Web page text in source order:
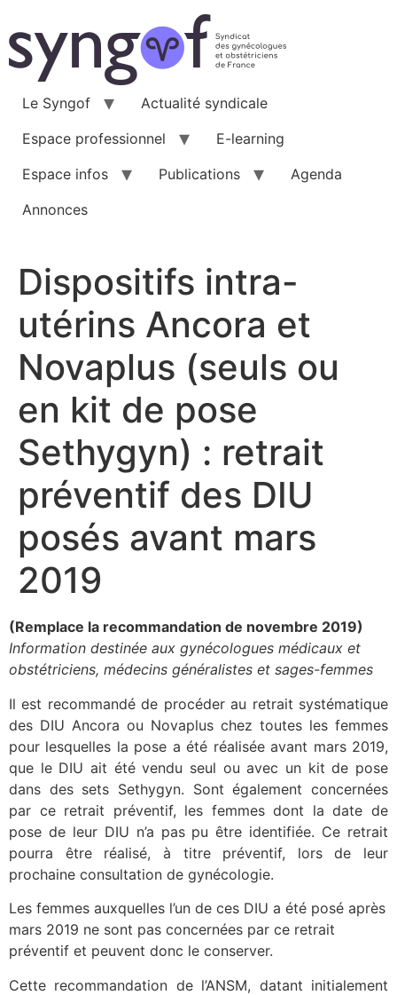
au
contenu
Le Syngof
Actualité syndicale
Espace professionnel
E-learning
Espace infos
Publications
Agenda
Annonces
Dispositifs intra-
utérins Ancora et
Novaplus (seuls ou
en kit de pose
Sethygyn) : retrait
préventif des DIU
posés avant mars
2019
(Remplace la recommandation de novembre 2019)
Information destinée aux gynécologues médicaux et
obstétriciens, médecins généralistes et sages-femmes
Il est recommandé de procéder au retrait systématique
des DIU Ancora ou Novaplus chez toutes les femmes
pour lesquelles la pose a été réalisée avant mars 2019,
que le DIU ait été vendu seul ou avec un kit de pose
dans des sets Sethygyn. Sont également concernées
par ce retrait préventif, les femmes dont la date de
pose de leur DIU n’a pas pu être identifiée. Ce retrait
pourra être réalisé, à titre préventif, lors de leur
prochaine consultation de gynécologie.
Les femmes auxquelles l’un de ces DIU a été posé après
mars 2019 ne sont pas concernées par ce retrait
préventif et peuvent donc le conserver.
Cette recommandation de l’ANSM, datant initialement